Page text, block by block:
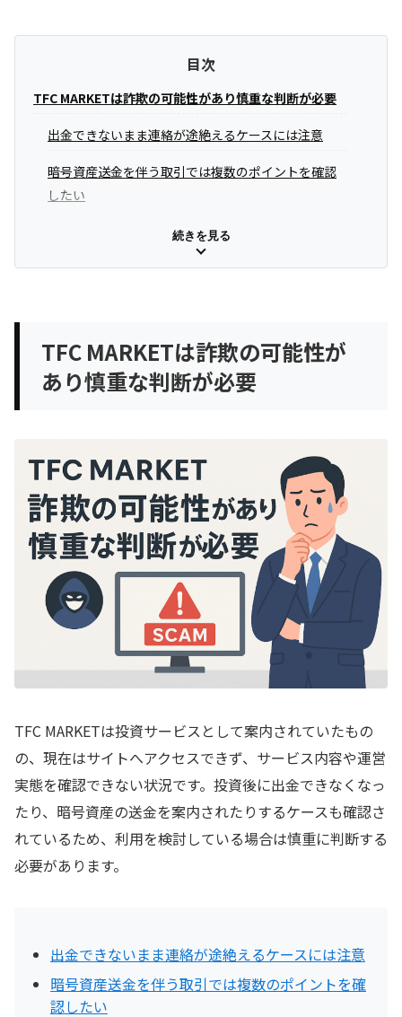
目次
TFC MARKETは詐欺の可能性があり慎重な判断が必要
出金できないまま連絡が途絶えるケースには注意
暗号資産送金を伴う取引では複数のポイントを確認
したい
TFC MARKETは現在アクセス不可 ドメイン情報と登
できない
公開情報が限られており運営実態を把握しにくい
TFC MARKETの悪い口コミや評判
口コミが少ないことは安全性の証明にはならない
TFC MARKETで確認される手口や利用時の注意点
出金できない状況が続く場合は追加送金を避ける
利用前に確認したいポイント
不明点が残る状態で取引を続けないことが重要
続きを見る
TFC MARKETは詐欺の可能性が
あり慎重な判断が必要
TFC MARKETは投資サービスとして案内されていたもの
の、現在はサイトへアクセスできず、サービス内容や運営
実態を確認できない状況です。投資後に出金できなくなっ
たり、暗号資産の送金を案内されたりするケースも確認さ
れているため、利用を検討している場合は慎重に判断する
必要があります。
出金できないまま連絡が途絶えるケースには注意
暗号資産送金を伴う取引では複数のポイントを確
認したい